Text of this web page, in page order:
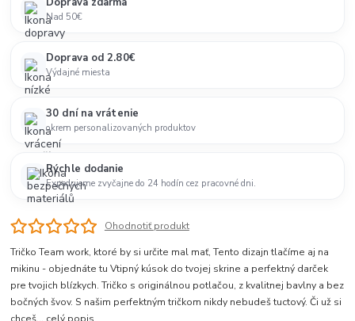
Nad 50€
Doprava od 2.80€
Výdajné miesta
30 dní na vrátenie
okrem personalizovaných produktov
Rýchle dodanie
Expedujeme zvyčajne do 24 hodín cez pracovné dni.
Ohodnotiť produkt
Tričko Team work, ktoré by si určite mal mať, Tento dizajn tlačíme aj na
mikinu - objednáte tu Vtipný kúsok do tvojej skrine a perfektný darček
pre tvojich blízkych. Tričko s originálnou potlačou, z kvalitnej bavlny a bez
bočných švov. S našim perfektným tričkom nikdy nebudeš tuctový. Či už si
chceš... celý popis